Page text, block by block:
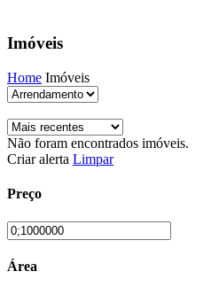
Imóveis
Home Imóveis
Não foram encontrados imóveis.
Criar alerta Limpar
Preço
Área